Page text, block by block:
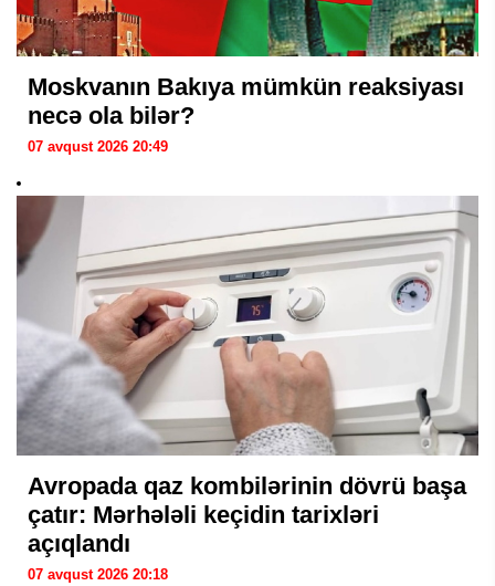
Moskvanın Bakıya mümkün reaksiyası
necə ola bilər?
07 avqust 2026 20:49
Avropada qaz kombilərinin dövrü başa
çatır: Mərhələli keçidin tarixləri
açıqlandı
07 avqust 2026 20:18